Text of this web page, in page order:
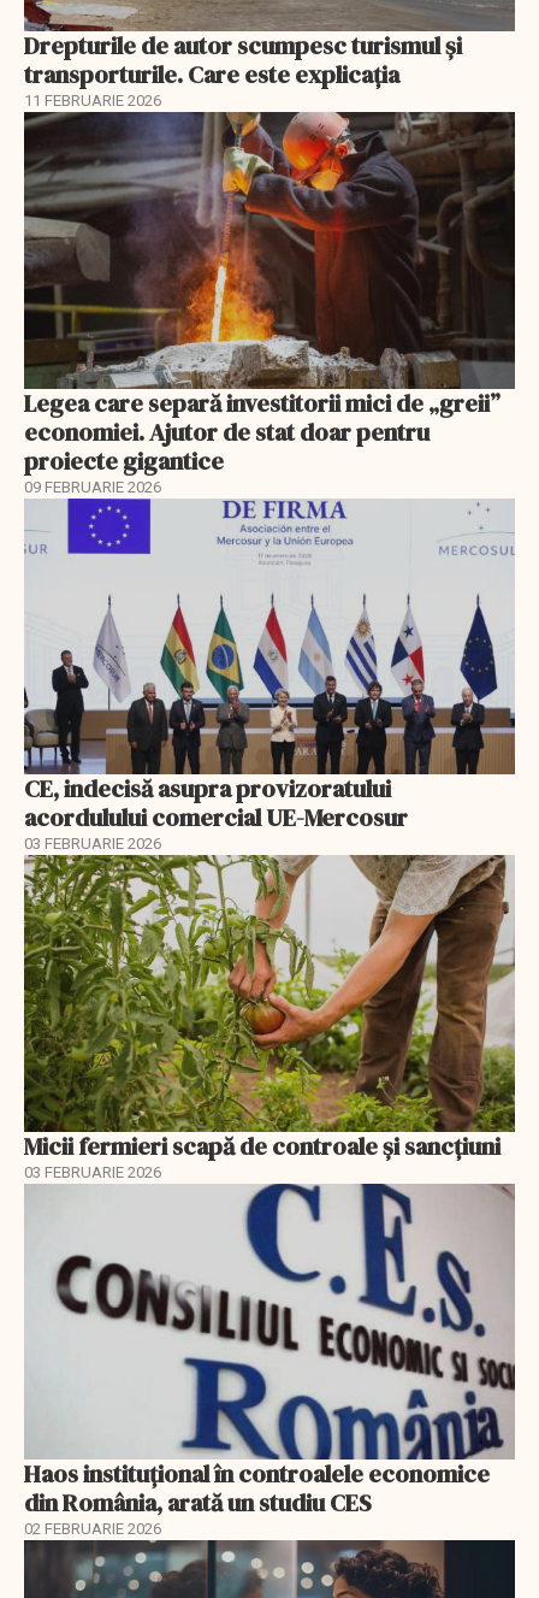
Drepturile de autor scumpesc turismul și
transporturile. Care este explicația
11 FEBRUARIE 2026
Legea care separă investitorii mici de „greii”
economiei. Ajutor de stat doar pentru
proiecte gigantice
09 FEBRUARIE 2026
CE, indecisă asupra provizoratului
acordulului comercial UE-Mercosur
03 FEBRUARIE 2026
Micii fermieri scapă de controale și sancțiuni
03 FEBRUARIE 2026
Haos instituțional în controalele economice
din România, arată un studiu CES
02 FEBRUARIE 2026